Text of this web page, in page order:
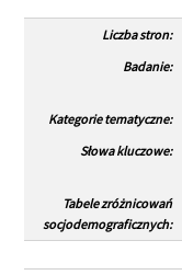
Liczba stron:
Badanie:
Kategorie tematyczne:
Słowa kluczowe:
Tabele zróżnicowań
socjodemograficznych: